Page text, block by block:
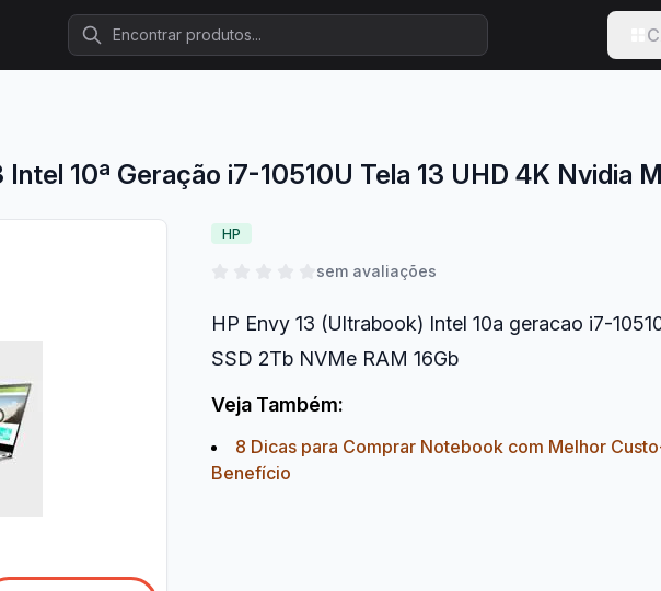
Procurar
Intel 10ª Geração i7-10510U Tela 13 UHD 4K Nvidia
HP
sem avaliações
HP Envy 13 (Ultrabook) Intel 10a geracao i7-
SSD 2Tb NVMe RAM 16Gb
Veja Também:
8 Dicas para Comprar Notebook com Melhor
Benefício